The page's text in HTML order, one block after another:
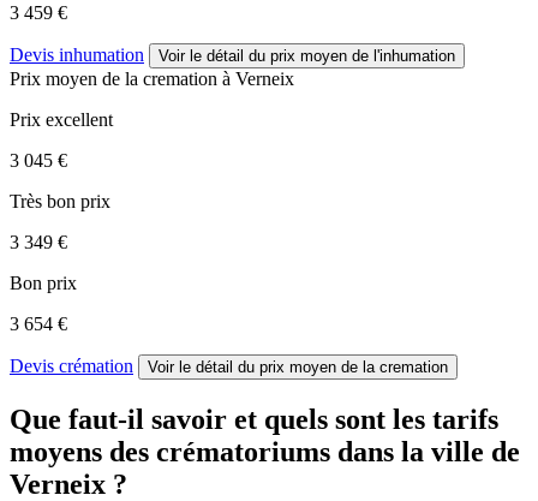
3 459 €
Devis inhumation Voir le détail du prix moyen de l'inhumation
Prix moyen de la cremation à Verneix
Prix excellent
3 045 €
Très bon prix
3 349 €
Bon prix
3 654 €
Devis crémation Voir le détail du prix moyen de la cremation
Que faut-il savoir et quels sont les tarifs
moyens des crématoriums dans la ville de
Verneix ?